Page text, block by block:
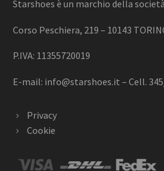
Starshoes è un marchio della società
Corso Peschiera, 219 – 10143
P.IVA: 11355720019
E-mail: info@starshoes.it – Cell.
Privacy
Cookie